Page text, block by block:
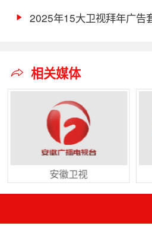
2025年15大卫视拜年广告
相关媒体
安徽卫视